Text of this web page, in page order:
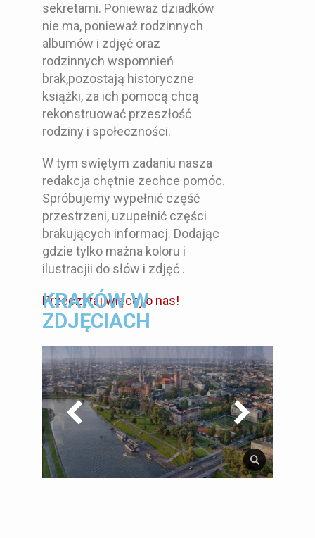
sekretami. Ponieważ dziadków
nie ma, ponieważ rodzinnych
albumów i zdjęć oraz
rodzinnych wspomnień
brak,pozostają historyczne
książki, za ich pomocą chcą
rekonstruować przeszłość
rodziny i społeczności.
W tym swiętym zadaniu nasza
redakcja chętnie zechce pomóc.
Spróbujemy wypełnić część
przestrzeni, uzupełnić części
brakujących informacj. Dodając
gdzie tylko mażna koloru i
ilustracjii do słów i zdjęć .
Przeczytaj więcej o nas!
KRAKÓW W
ZDJĘCIACH